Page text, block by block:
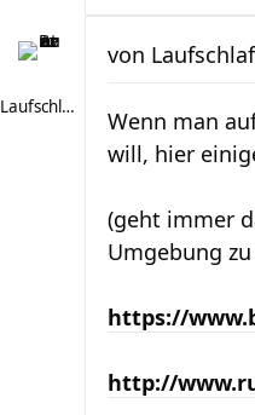
Laufschlaffi
von
Wenn man
will, hier
(geht immer
Umgebung
https://
http://